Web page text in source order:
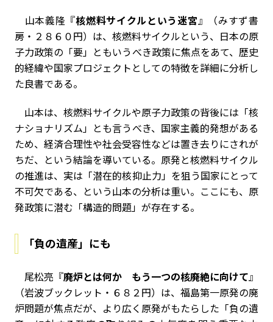
山本義隆『核燃料サイクルという迷宮』（みすず書
房・２８６０円）は、核燃料サイクルという、日本の原
子力政策の「要」ともいうべき政策に焦点をあて、歴史
的経緯や国家プロジェクトとしての特徴を詳細に分析し
た良書である。
山本は、核燃料サイクルや原子力政策の背後には「核
ナショナリズム」とも言うべき、国家主義的発想がある
ため、経済合理性や社会受容性などは置き去りにされが
ちだ、という結論を導いている。原発と核燃料サイクル
の推進は、実は「潜在的核抑止力」を狙う国家にとって
不可欠である、という山本の分析は重い。ここにも、原
発政策に潜む「構造的問題」が存在する。
「負の遺産」にも
尾松亮『廃炉とは何か もう一つの核廃絶に向けて』
（岩波ブックレット・６８２円）は、福島第一原発の廃
炉問題が焦点だが、より広く原発がもたらした「負の遺